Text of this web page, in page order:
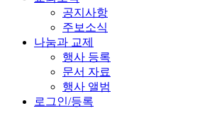
공지사항
주보소식
나눔과 교제
행사 등록
문서 자료
행사 앨범
로그인/등록